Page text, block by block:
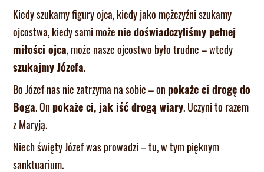
Kiedy szukamy figury ojca, kiedy jako mężczyźni szukamy
ojcostwa, kiedy sami może nie doświadczyliśmy pełnej
miłości ojca, może nasze ojcostwo było trudne – wtedy
szukajmy Józefa.
Bo Józef nas nie zatrzyma na sobie – on pokaże ci drogę do
Boga. On pokaże ci, jak iść drogą wiary. Uczyni to razem
z Maryją.
Niech święty Józef was prowadzi – tu, w tym pięknym
sanktuarium.